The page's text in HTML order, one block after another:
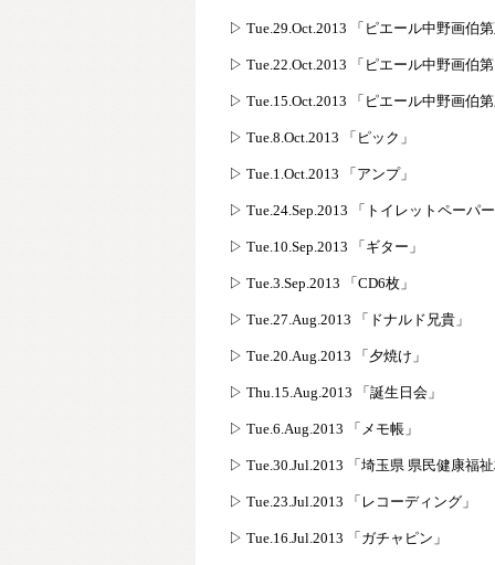
▷ Tue.29.Oct.2013 「ピエール中野画伯第
▷ Tue.22.Oct.2013 「ピエール中野画伯第
▷ Tue.15.Oct.2013 「ピエール中野画伯第
▷ Tue.8.Oct.2013 「ピック」
▷ Tue.1.Oct.2013 「アンプ」
▷ Tue.24.Sep.2013 「トイレットペーパー
▷ Tue.10.Sep.2013 「ギター」
▷ Tue.3.Sep.2013 「CD6枚」
▷ Tue.27.Aug.2013 「ドナルド兄貴」
▷ Tue.20.Aug.2013 「夕焼け」
▷ Thu.15.Aug.2013 「誕生日会」
▷ Tue.6.Aug.2013 「メモ帳」
▷ Tue.30.Jul.2013 「埼玉県 県民健康福祉
▷ Tue.23.Jul.2013 「レコーディング」
▷ Tue.16.Jul.2013 「ガチャピン」